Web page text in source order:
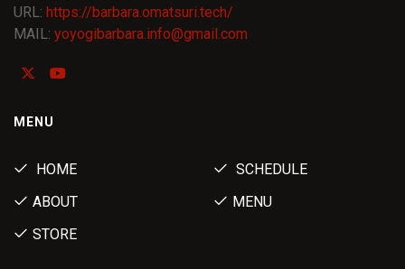
URL: https://barbara.omatsuri.tech/
MAIL: yoyogibarbara.info@gmail.com
MENU
HOME
SCHEDULE
ABOUT
MENU
STORE